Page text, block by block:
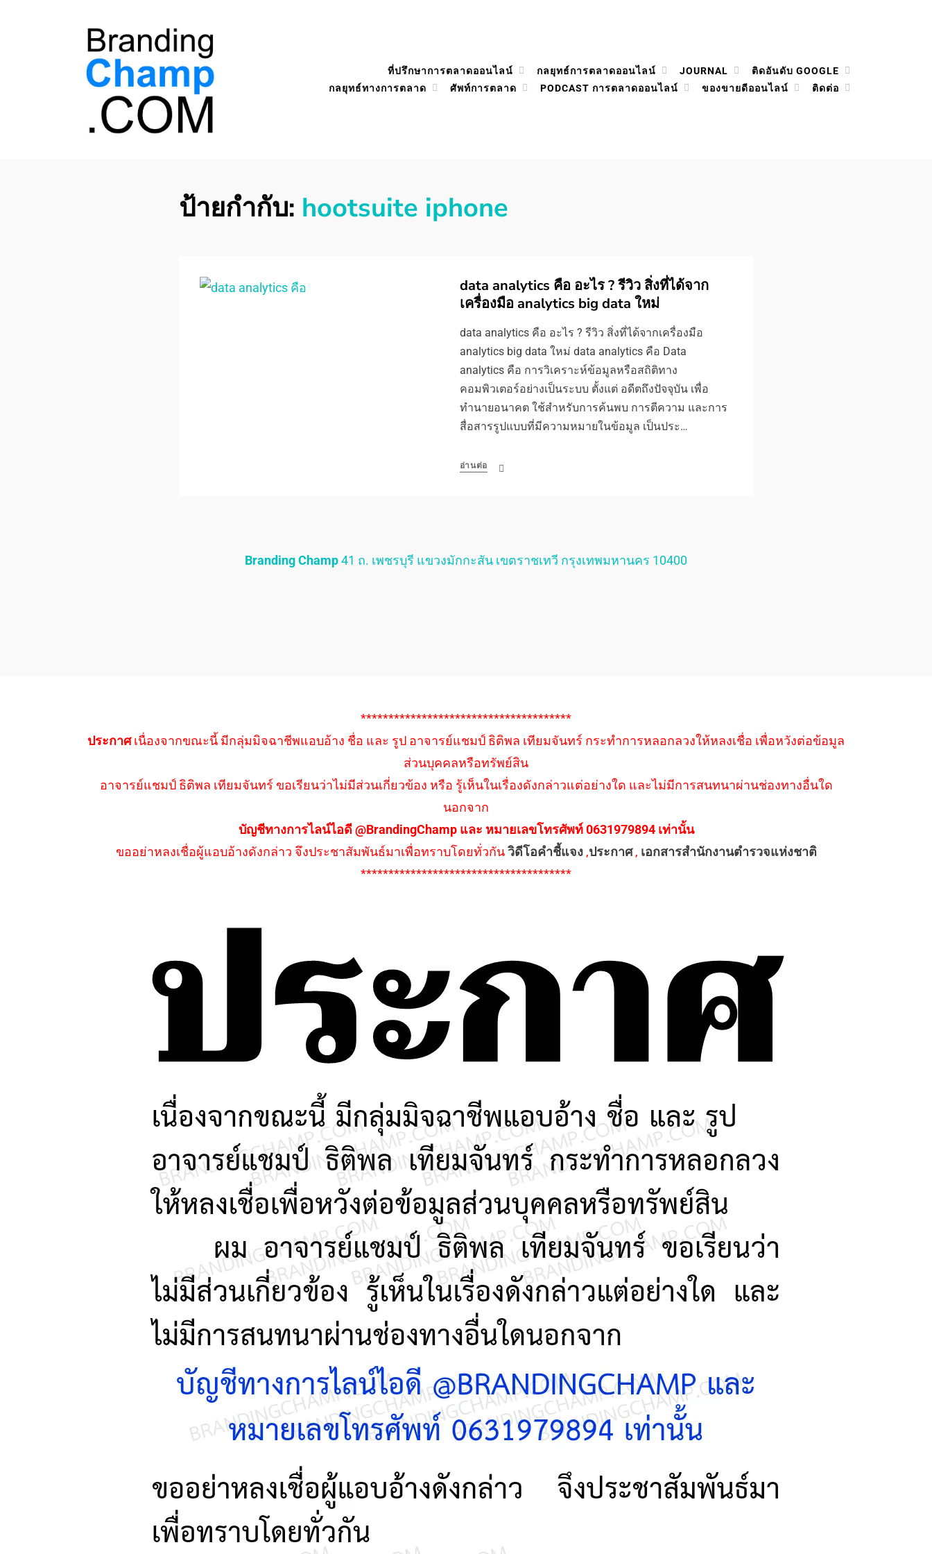
ที่ปรึกษาการตลาดออนไลน์ กลยุทธ์การตลาดออนไลน์ JOURNAL
ติดอันดับ GOOGLE
กลยุทธ์ทางการตลาด
ศัพท์การตลาด PODCAST การตลาดออนไลน์ ของขายดีออนไลน์ ติดต่อ
ป้ายกำกับ: hootsuite iphone
data analytics คือ อะไร ? รีวิว สิ่งที่ได้จาก
เครื่องมือ analytics big data ใหม่
data analytics คือ อะไร ? รีวิว สิ่งที่ได้จากเครื่องมือ
analytics big data ใหม่ data analytics คือ Data
analytics คือ การวิเคราะห์ข้อมูลหรือสถิติทาง
คอมพิวเตอร์อย่างเป็นระบบ ตั้งแต่ อดีตถึงปัจจุบัน เพื่อ
ทำนายอนาคต ใช้สำหรับการค้นพบ การตีความ และการ
สื่อสารรูปแบบที่มีความหมายในข้อมูล เป็นประ…
อ่านต่อ
Branding Champ41 ถ. เพชรบุรี แขวงมักกะสัน เขตราชเทวี กรุงเทพมหานคร 10400
**************************************
ประกาศเนื่องจากขณะนี้ มีกลุ่มมิจฉาชีพแอบอ้าง ชื่อ และ รูป อาจารย์แชมป์ ธิติพล เทียมจันทร์ กระทำการหลอกลวงให้หลงเชื่อ เพื่อหวังต่อข้อมูล
ส่วนบุคคลหรือทรัพย์สิน
อาจารย์แชมป์ ธิติพล เทียมจันทร์ ขอเรียนว่าไม่มีส่วนเกี่ยวข้อง หรือ รู้เห็นในเรื่องดังกล่าวแต่อย่างใด และไม่มีการสนทนาผ่านช่องทางอื่นใด
นอกจาก
บัญชีทางการไลน์ไอดี @BrandingChamp และ หมายเลขโทรศัพท์ 0631979894 เท่านั้น
ขออย่าหลงเชื่อผู้แอบอ้างดังกล่าว จึงประชาสัมพันธ์มาเพื่อทราบโดยทั่วกันวิดีโอคำชี้แจง,ประกาศ, เอกสารสำนักงานตำรวจแห่งชาติ
**************************************